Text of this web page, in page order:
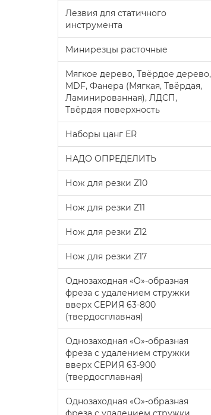
Лезвия для статичного
инструмента
Минирезцы расточные
Мягкое дерево, Твёрдое дерево,
MDF, Фанера (Мягкая, Твёрдая,
Ламинированная), ЛДСП,
Твёрдая поверхность
Наборы цанг ER
НАДО ОПРЕДЕЛИТЬ
Нож для резки Z10
Нож для резки Z11
Нож для резки Z12
Нож для резки Z17
Однозаходная «O»-образная
фреза с удалением стружки
вверх СЕРИЯ 63-800
(твердосплавная)
Однозаходная «O»-образная
фреза с удалением стружки
вверх СЕРИЯ 63-900
(твердосплавная)
Однозаходная «O»-образная